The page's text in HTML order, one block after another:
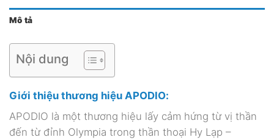
Mô tả
Nội dung
Giới thiệu thương hiệu APODIO:
APODIO là một thương hiệu lấy cảm hứng từ vị thần
đến từ đỉnh Olympia trong thần thoại Hy Lạp –